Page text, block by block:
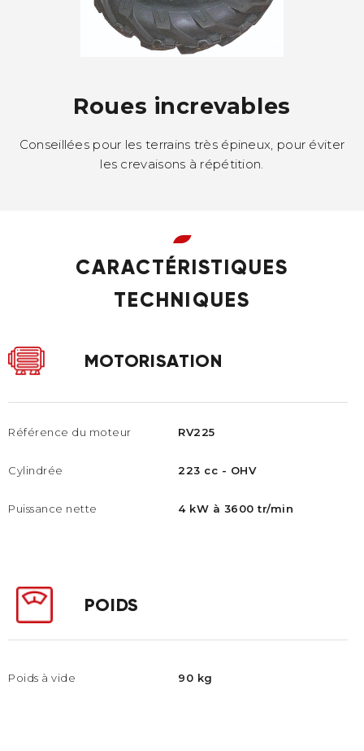
Roues increvables
Conseillées pour les terrains très épineux, pour éviter
les crevaisons à répétition.
CARACTÉRISTIQUES
TECHNIQUES
MOTORISATION
Référence du moteur​
Cylindrée
Puissance nette
RV225
223 cc - OHV
4 kW à 3600 tr/min
POIDS
Poids à vide 90 kg